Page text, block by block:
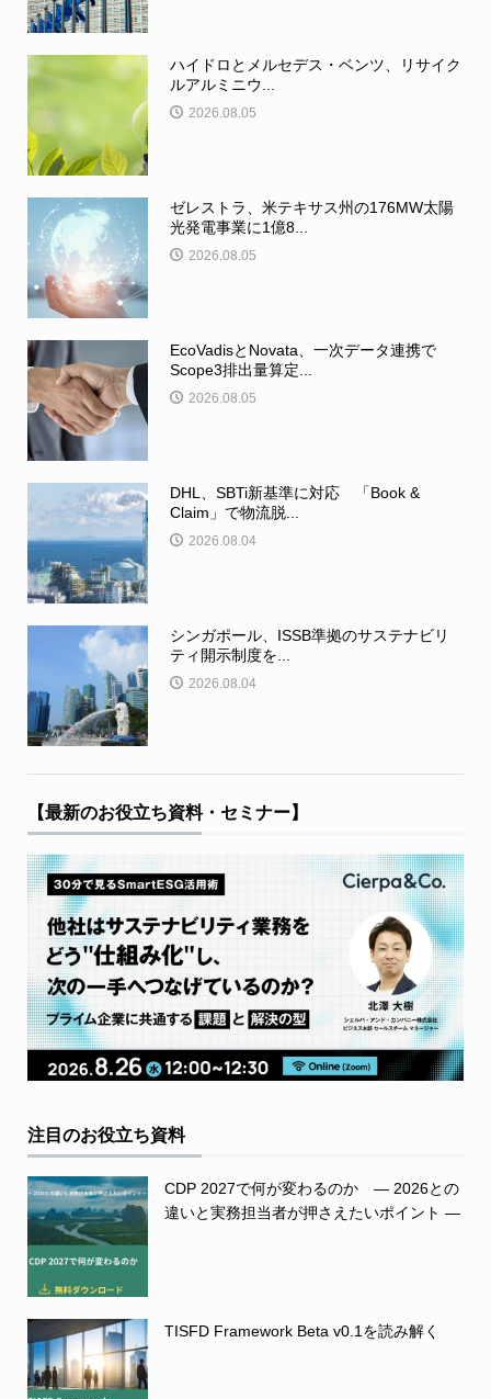
ハイドロとメルセデス・ベンツ、リサイク
ルアルミニウ...
2026.08.05
ゼレストラ、米テキサス州の176MW太陽
光発電事業に1億8...
2026.08.05
EcoVadisとNovata、一次データ連携で
Scope3排出量算定...
2026.08.05
DHL、SBTi新基準に対応 「Book &
Claim」で物流脱...
2026.08.04
シンガポール、ISSB準拠のサステナビリ
ティ開示制度を...
2026.08.04
【最新のお役立ち資料・セミナー】
注目のお役立ち資料
CDP 2027で何が変わるのか ― 2026との
違いと実務担当者が押さえたいポイント ―
TISFD Framework Beta v0.1を読み解く